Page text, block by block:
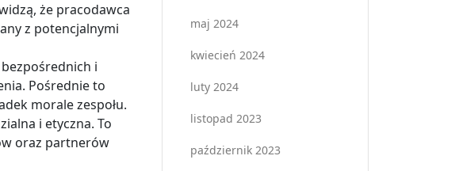
że pracodawca
z potencjalnymi
i
Pośrednie to
morale zespołu.
i etyczna. To
oraz partnerów
maj 2024
kwiecień 2024
luty 2024
listopad 2023
październik 2023